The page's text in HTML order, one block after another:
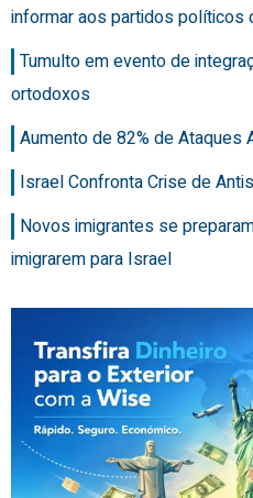
informar aos partidos políticos
Tumulto em evento de
ortodoxos
Aumento de 82% de Ataques
Israel Confronta Crise de
Novos imigrantes se
imigrarem para Israel